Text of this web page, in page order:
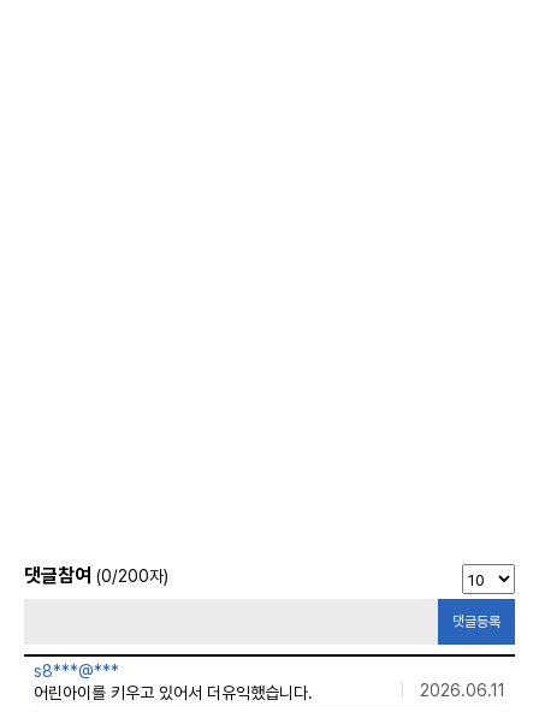
댓글참여 (0/200자)
댓글등록
s8***@***
2026.06.11
어린아이를 키우고 있어서 더유익했습니다.